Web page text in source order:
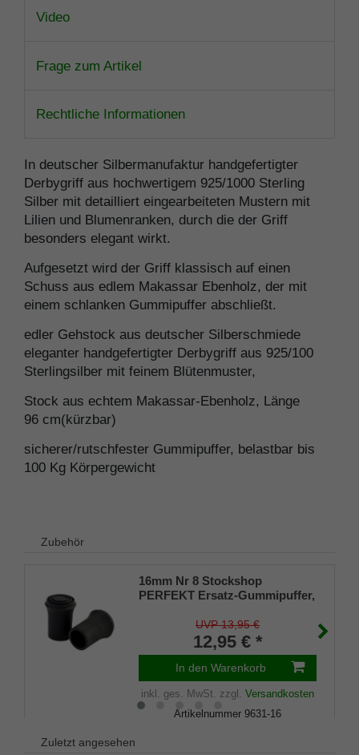
Video
Frage zum Artikel
Rechtliche Informationen
In deutscher Silbermanufaktur handgefertigter
Derbygriff aus hochwertigem 925/1000 Sterling
Silber mit detailliert eingearbeiteten Mustern mit
Lilien und Blumenranken, durch die der Griff
besonders elegant wirkt.
Aufgesetzt wird der Griff klassisch auf einen
Schuss aus edlem Makassar Ebenholz, der mit
einem schlanken Gummipuffer abschließt.
edler Gehstock aus deutscher Silberschmiede
eleganter handgefertigter Derbygriff aus 925/100
Sterlingsilber mit feinem Blütenmuster,
Stock aus echtem Makassar-Ebenholz, Länge
96 cm(kürzbar)
sicherer/rutschfester Gummipuffer, belastbar bis
100 Kg Körpergewicht
Zubehör
16mm Nr 8 Stockshop
PERFEKT Ersatz-Gummipuffer,
elegant, mit Metalleinlage (VE 2
UVP 13,95 €
12,95 € *
In den Warenkorb
inkl. ges. MwSt. zzgl. Versandkosten
Artikelnummer 9631-16
Zuletzt angesehen